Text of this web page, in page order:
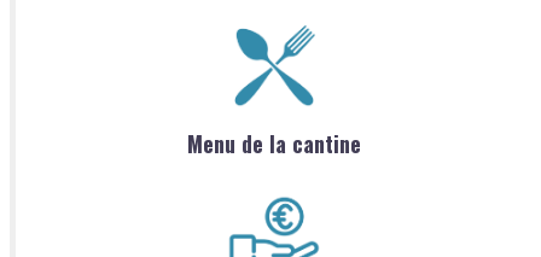
Menu de la cantine